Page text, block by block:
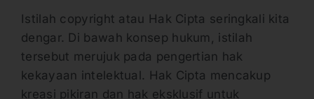
Istilah copyright atau Hak Cipta seringkali kita
dengar. Di bawah konsep hukum, istilah
tersebut merujuk pada pengertian hak
kekayaan intelektual. Hak Cipta mencakup
kreasi pikiran dan hak eksklusif untuk